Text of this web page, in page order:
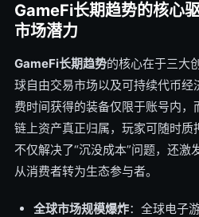
GameFi长期趋势的核心
市场潜力
GameFi长期趋势的核心在于三大
球自由交易市场以及可持续代币
费时间获得的装备仅限于账号内
链上资产真正归属，玩家可随时
不仅解决了“沉没成本”问题，还
从消费者转为生态参与者。
全球市场规模爆炸：全球电子